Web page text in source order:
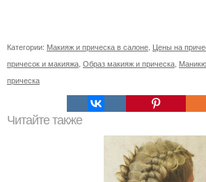
Категории: Макияж и прическа в салоне Цены на
причесок и макияжа Образ макияж и прическа
прическа
Читайте также